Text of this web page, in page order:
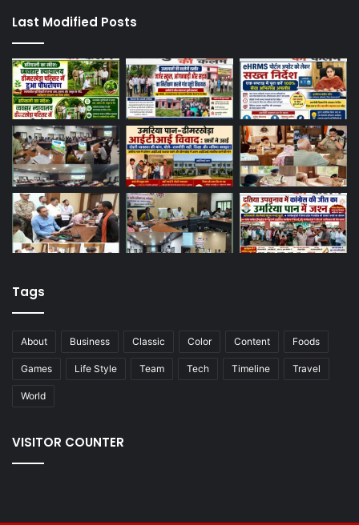
Last Modified Posts
Tags
About Business Classic Color Content Foods
Games Life Style Team Tech Timeline Travel
World
VISITOR COUNTER